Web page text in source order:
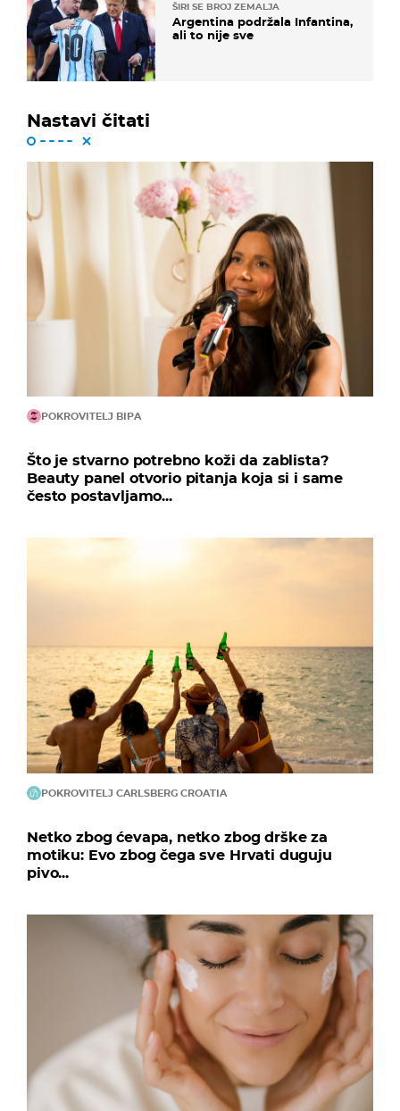
ŠIRI SE BROJ ZEMALJA
Argentina podržala Infantina,
ali to nije sve
Nastavi čitati
POKROVITELJ BIPA
Što je stvarno potrebno koži da zablista?
Beauty panel otvorio pitanja koja si i same
često postavljamo...
POKROVITELJ CARLSBERG CROATIA
Netko zbog ćevapa, netko zbog drške za
motiku: Evo zbog čega sve Hrvati duguju
pivo...